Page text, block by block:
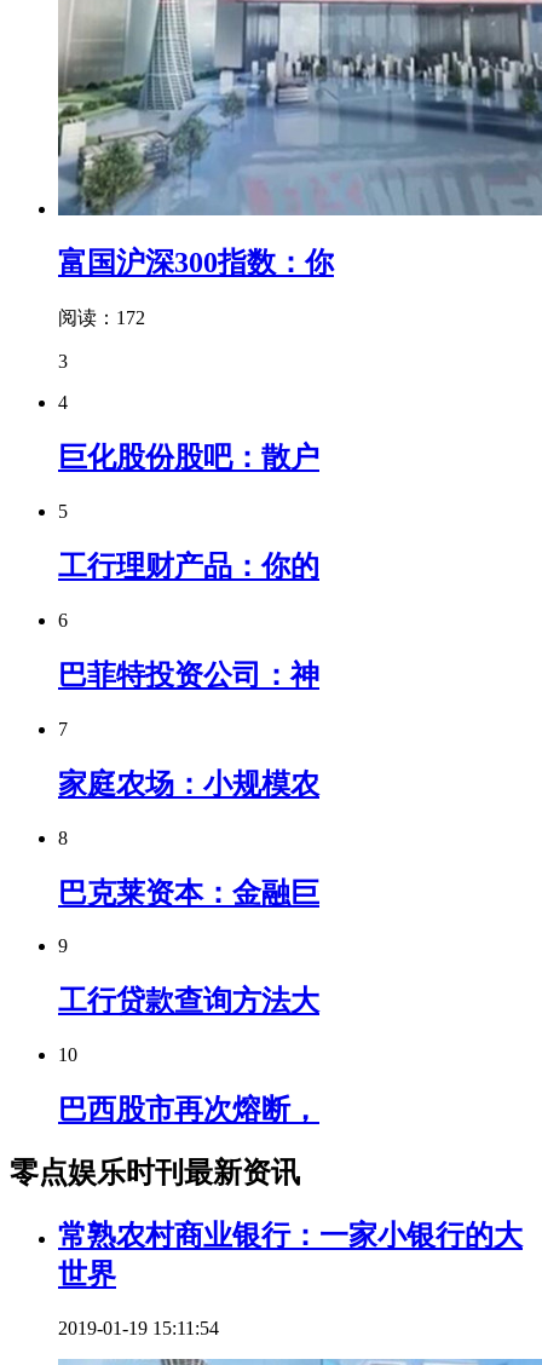
富国沪深300指数：你
阅读：172
3
4
巨化股份股吧：散户
5
工行理财产品：你的
6
巴菲特投资公司：神
7
家庭农场：小规模农
8
巴克莱资本：金融巨
9
工行贷款查询方法大
10
巴西股市再次熔断，
零点娱乐时刊最新资讯
常熟农村商业银行：一家小银行的大
世界
2019-01-19 15:11:54